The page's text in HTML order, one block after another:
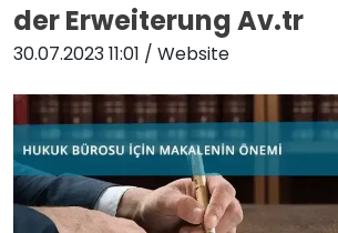
der Erweiterung Av.tr
30.07.2023 11:01 / Website